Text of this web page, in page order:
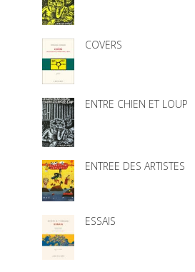
COVERS
ENTRE CHIEN ET LOUP
ENTREE DES ARTISTES
ESSAIS